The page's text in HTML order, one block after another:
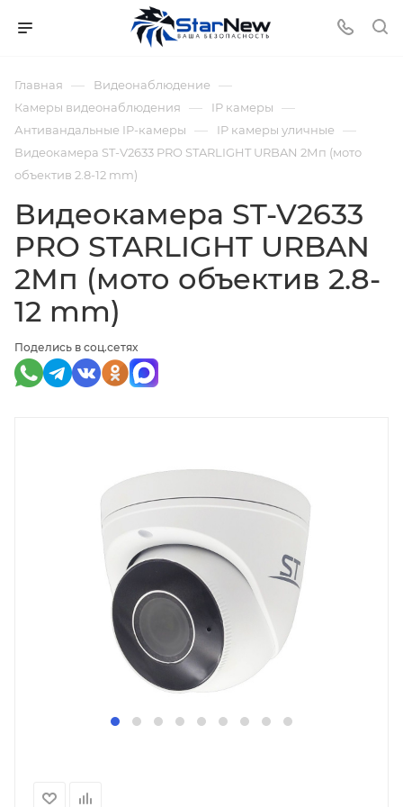
Главная — Видеонаблюдение —
Камеры видеонаблюдения — IP камеры —
Антивандальные IP-камеры — IP камеры уличные —
Видеокамера ST-V2633 PRO STARLIGHT URBAN 2Мп (мото
объектив 2.8-12 mm)
Поделись в соц.сетях
Видеокамера ST-V2633
PRO STARLIGHT URBAN
2Мп (мото объектив 2.8-
12 mm)